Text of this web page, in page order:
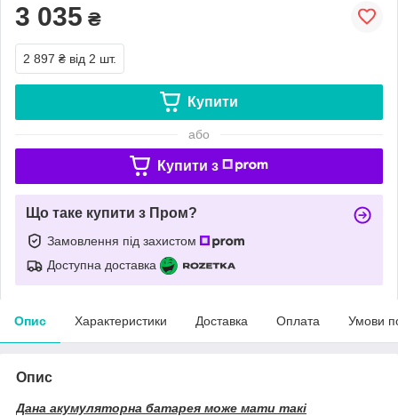
3 035 ₴
2 897 ₴ від 2 шт.
Купити
або
Купити з
Що таке купити з Пром?
Замовлення під захистом
Доступна доставка
Опис Характеристики Доставка Оплата Умови
Опис
Дана акумуляторна батарея може мати такі